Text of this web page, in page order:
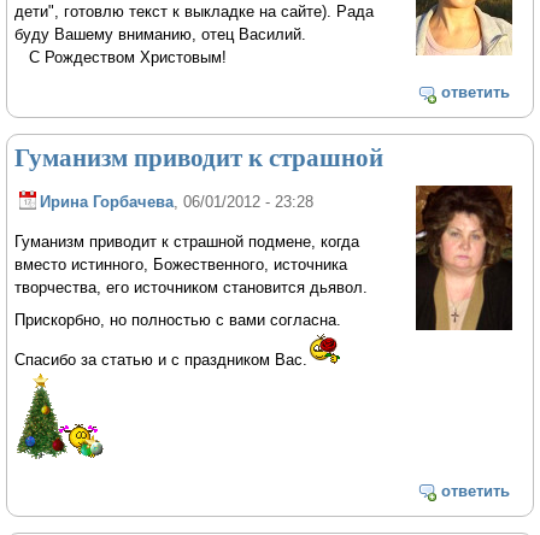
дети", готовлю текст к выкладке на сайте). Рада
буду Вашему вниманию, отец Василий.
С Рождеством Христовым!
ответить
Гуманизм приводит к страшной
Ирина Горбачева, 06/01/2012 - 23:28
Гуманизм приводит к страшной подмене, когда
вместо истинного, Божественного, источника
творчества, его источником становится дьявол.
Прискорбно, но полностью с вами согласна.
Спасибо за статью и с праздником Вас.
ответить